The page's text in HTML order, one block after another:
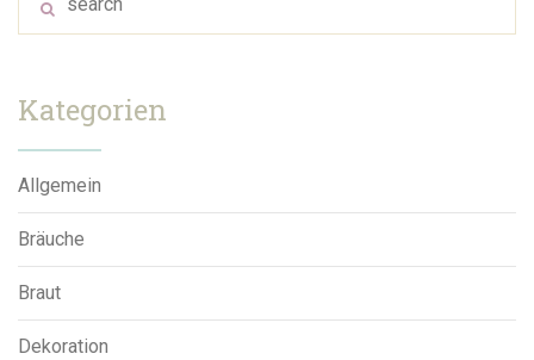
Kategorien
Allgemein
Bräuche
Braut
Dekoration